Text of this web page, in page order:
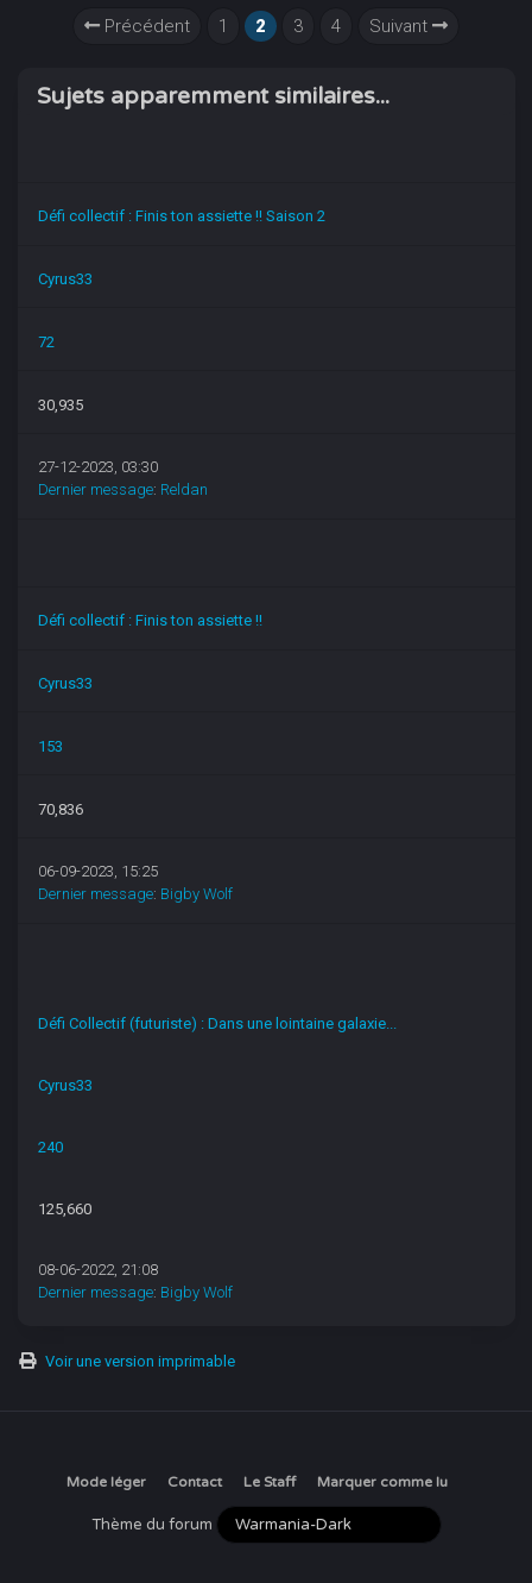
Précédent 1 2 3 4 Suivant
Sujets apparemment similaires...
Défi collectif : Finis ton assiette !! Saison 2
Cyrus33
72
30,935
27-12-2023, 03:30
Dernier message: Reldan
Défi collectif : Finis ton assiette !!
Cyrus33
153
70,836
06-09-2023, 15:25
Dernier message: Bigby Wolf
Défi Collectif (futuriste) : Dans une lointaine galaxie...
Cyrus33
240
125,660
08-06-2022, 21:08
Dernier message: Bigby Wolf
Voir une version imprimable
Mode léger Contact Le Staff Marquer comme lu
Thème du forum